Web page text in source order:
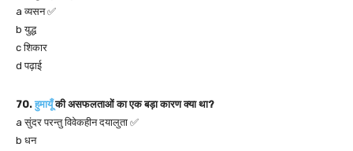
a व्यसन ✅
b युद्ध
c शिकार
d पढ़ाई
70. हुमायूँकी असफलताओं का एक बड़ा कारण क्या था?
a सुंदर परन्तु विवेकहीन दयालुता ✅
b धन